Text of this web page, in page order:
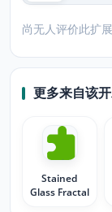
尚无人评价此扩展
更多来自该
Stained
Glass Fractal